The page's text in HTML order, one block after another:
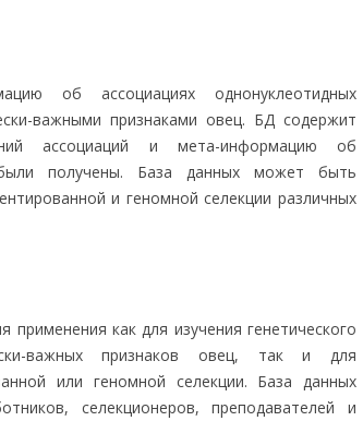
об ассоциациях однонуклеотидных
важными признаками овец. БД содержит
ассоциаций и мета-информацию об
получены. База данных может быть
и геномной селекции различных
как для изучения генетического
важных признаков овец, так и для
или геномной селекции. База данных
селекционеров, преподавателей и